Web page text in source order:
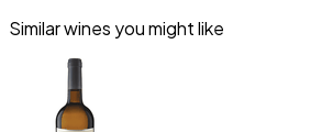
Similar wines you might like